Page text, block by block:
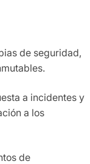
de seguridad,
a incidentes y
a los
de